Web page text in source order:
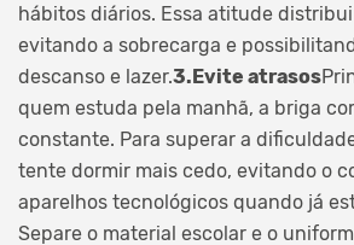
hábitos diários. Essa atitude
evitando a sobrecarga e
descanso e lazer.3.Evite atrasos
quem estuda pela manhã, a briga
constante. Para superar a
tente dormir mais cedo, evitando o
aparelhos tecnológicos quando já
Separe o material escolar e o